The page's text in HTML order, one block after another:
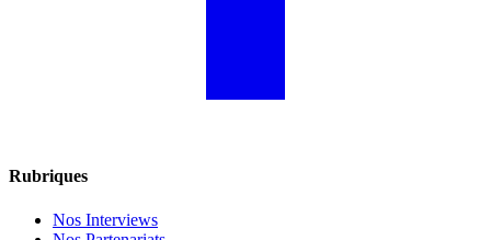
Rubriques
Nos Interviews